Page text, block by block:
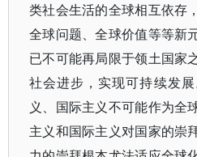
类社会生活的全球相互依存
全球问题、全球价值等等新
已不可能再局限于领土国家
社会进步，实现可持续发
义、国际主义不可能作为全
主义和国际主义对国家的崇